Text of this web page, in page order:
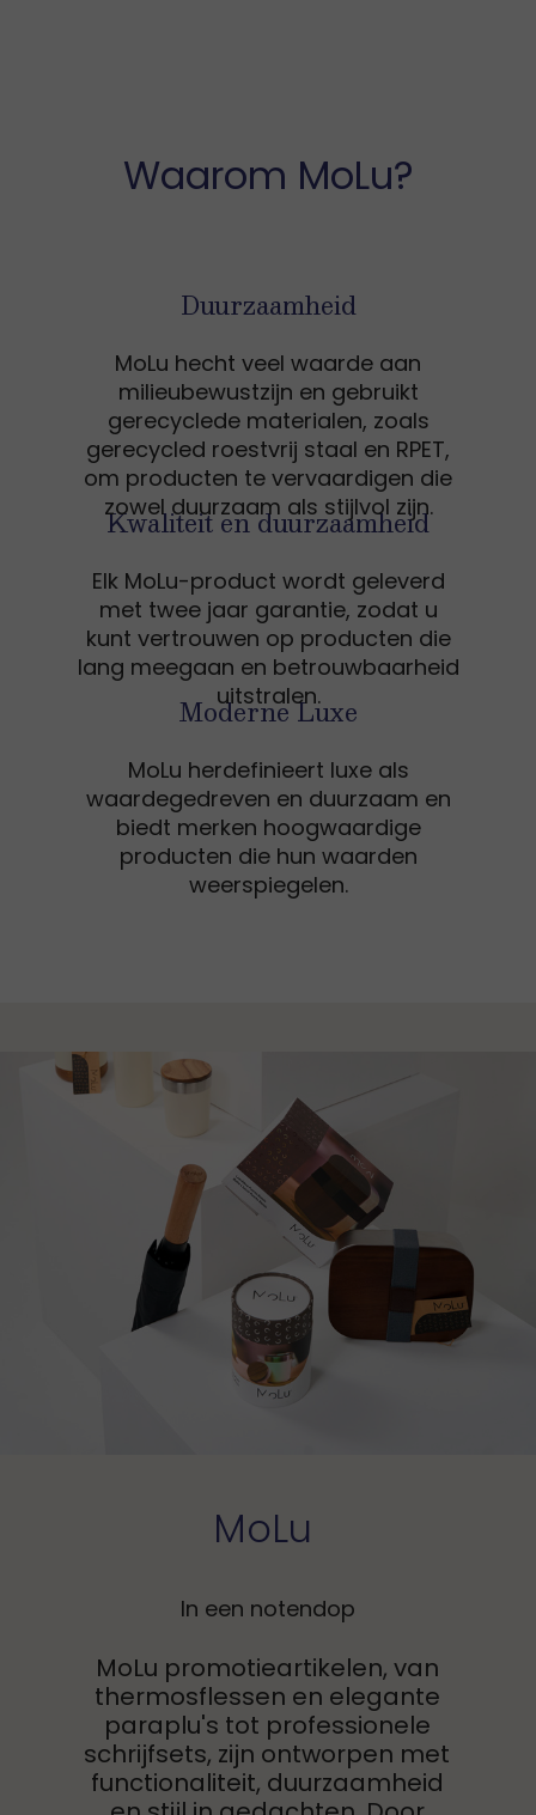
Waarom MoLu?
Duurzaamheid
MoLu hecht veel waarde aan
milieubewustzijn en gebruikt
gerecyclede materialen, zoals
gerecycled roestvrij staal en RPET,
om producten te vervaardigen die
zowel duurzaam als stijlvol zijn.
Kwaliteit en duurzaamheid
Elk MoLu-product wordt geleverd
met twee jaar garantie, zodat u
kunt vertrouwen op producten die
lang meegaan en betrouwbaarheid
uitstralen.
Moderne Luxe
MoLu herdefinieert luxe als
waardegedreven en duurzaam en
biedt merken hoogwaardige
producten die hun waarden
weerspiegelen.
MoLu
In een notendop
MoLu promotieartikelen, van
thermosflessen en elegante
paraplu's tot professionele
schrijfsets, zijn ontworpen met
functionaliteit, duurzaamheid